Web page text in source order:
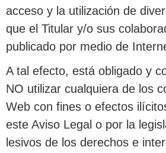
acceso y la utilización de
que el Titular y/o sus
publicado por medio de
A tal efecto, está obligado y
NO utilizar cualquiera de los
Web con fines o efectos
este Aviso Legal o por la
lesivos de los derechos e